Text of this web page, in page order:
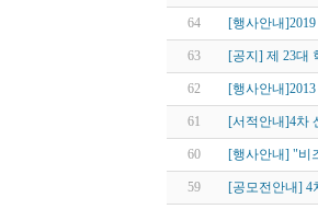
64 [행사안내
63 [공지] 제 23대
62 [행사안내
61 [서적안내]4차
60 [행사안내] "비
59 [공모전안내] 4